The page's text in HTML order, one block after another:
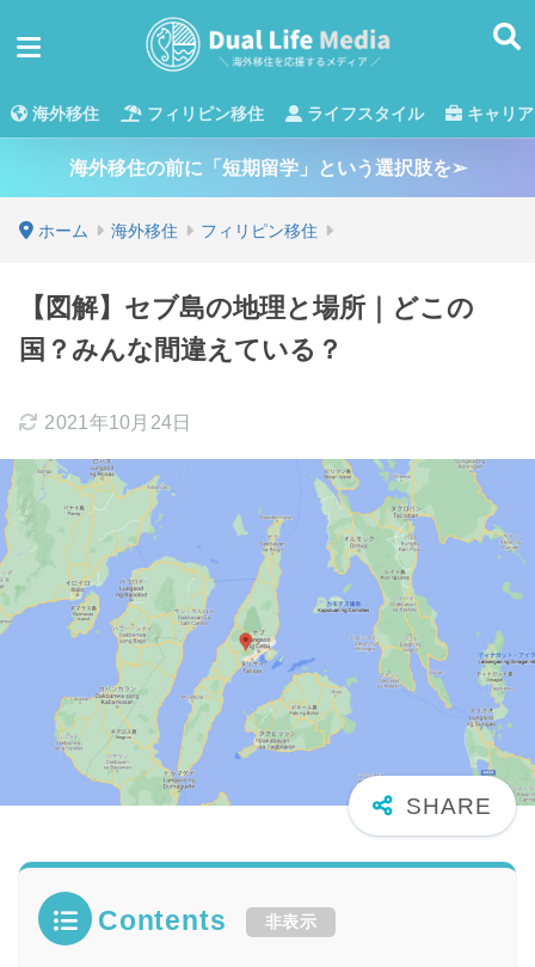
海外移住 フィリピン移住 ライフスタイル キャリア
海外移住の前に「短期留学」という選択肢を➢
ホーム 海外移住 フィリピン移住
【図解】セブ島の地理と場所｜どこの
国？みんな間違えている？
2021年10月24日
Contents 非表示